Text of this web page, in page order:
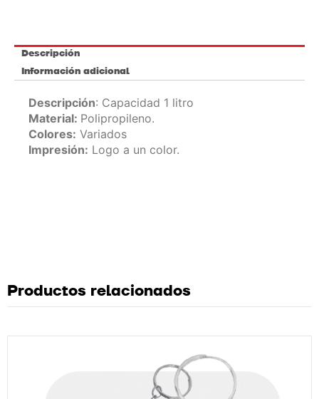
Descripción
Información adicional
Descripción: Capacidad 1 litro
Material: Polipropileno.
Colores: Variados
Impresión: Logo a un color.
Productos relacionados